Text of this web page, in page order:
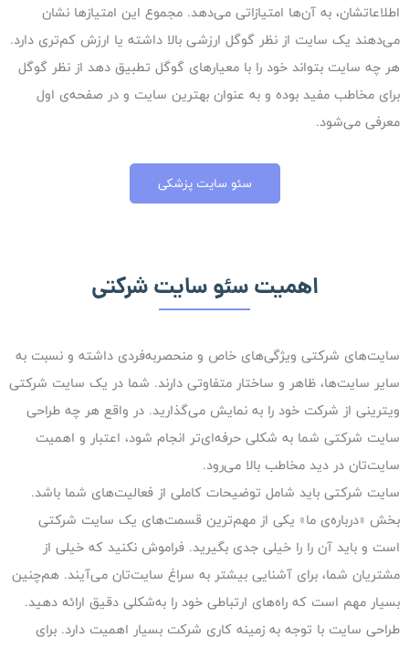
اطلاعاتشان، به آن‌ها امتیازاتی می‌دهد. مجموع این امتیازها نشان
می‌دهند یک سایت از نظر گوگل ارزشی بالا داشته یا ارزش کم‌تری دارد.
هر چه سایت بتواند خود را با معیارهای گوگل تطبیق دهد از نظر گوگل
برای مخاطب مفید بوده و به عنوان بهترین سایت و در صفحه‌ی اول
معرفی می‌شود.
سئو سایت پزشکی
اهمیت سئو سایت شرکتی
سایت‌های شرکتی ویژگی‌های خاص و منحصربه‌فردی داشته و نسبت به
سایر سایت‌ها، ظاهر و ساختار متفاوتی دارند. شما در یک سایت شرکتی
ویترینی از شرکت خود را به نمایش می‌گذارید. در واقع هر چه طراحی
سایت شرکتی شما به شکلی حرفه‌ای‌تر انجام شود، اعتبار و اهمیت
سایت‌تان در دید مخاطب بالا می‌رود.
سایت شرکتی باید شامل توضیحات کاملی از فعالیت‌های شما باشد.
بخش «درباره‌ی ما» یکی از مهم‌ترین قسمت‌های یک سایت شرکتی
است و باید آن را را خیلی جدی بگیرید. فراموش نکنید که خیلی از
مشتریان شما، برای آشنایی بیشتر به سراغ سایت‌تان می‌آیند. هم‌چنین
بسیار مهم است که راه‌های ارتباطی خود را به‌شکلی دقیق ارائه دهید.
طراحی سایت با توجه به زمینه‌ کاری شرکت بسیار اهمیت دارد. برای